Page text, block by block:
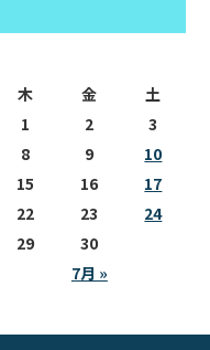
木 金 土
7月 »
1 2
3
8 9
10
15 16
17
22 23
24
29 30